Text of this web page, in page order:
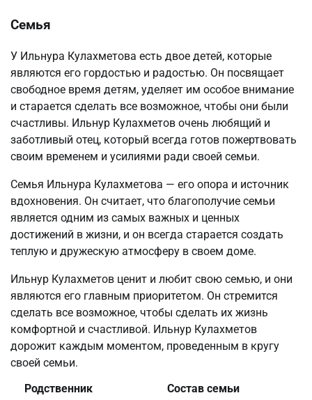
Семья
У Ильнура Кулахметова есть двое детей, которые
являются его гордостью и радостью. Он посвящает
свободное время детям, уделяет им особое внимание
и старается сделать все возможное, чтобы они были
счастливы. Ильнур Кулахметов очень любящий и
заботливый отец, который всегда готов пожертвовать
своим временем и усилиями ради своей семьи.
Семья Ильнура Кулахметова — его опора и источник
вдохновения. Он считает, что благополучие семьи
является одним из самых важных и ценных
достижений в жизни, и он всегда старается создать
теплую и дружескую атмосферу в своем доме.
Ильнур Кулахметов ценит и любит свою семью, и они
являются его главным приоритетом. Он стремится
сделать все возможное, чтобы сделать их жизнь
комфортной и счастливой. Ильнур Кулахметов
дорожит каждым моментом, проведенным в кругу
своей семьи.
Родственник
Состав семьи